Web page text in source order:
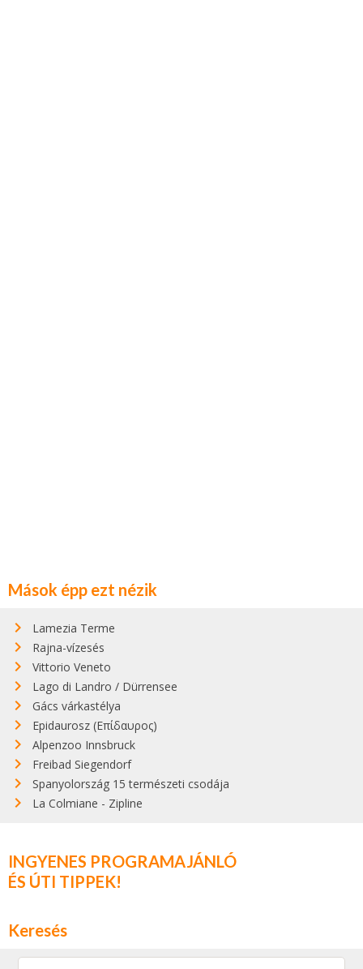
Mások épp ezt nézik
Lamezia Terme
Rajna-vízesés
Vittorio Veneto
Lago di Landro / Dürrensee
Gács várkastélya
Epidaurosz (Επίδαυρος)
Alpenzoo Innsbruck
Freibad Siegendorf
Spanyolország 15 természeti csodája
La Colmiane - Zipline
INGYENES PROGRAMAJÁNLÓ
ÉS ÚTI TIPPEK!
Keresés